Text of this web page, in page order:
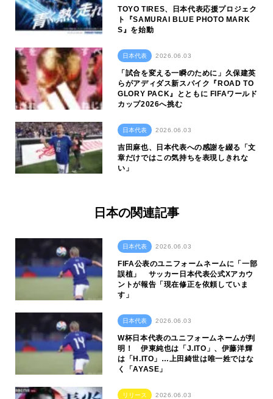
TOYO TIRES、日本代表応援プロジェク
ト『SAMURAI BLUE PHOTO MARK
S』を始動
日本代表 2026.06.03
「試合を変える一瞬のために」久保建英
らがアディダス新スパイク『ROAD TO
GLORY PACK』とともに FIFAワールド
カップ2026へ挑む
日本代表 2026.06.03
吉田麻也、日本代表への感謝を綴る「文
章だけではこの気持ちを表現しきれな
い」
日本の関連記事
日本代表 2026.06.03
FIFA公表のユニフォームネームに「一部
誤植」 サッカー日本代表公式Xアカウ
ントが報告「現在修正を依頼していま
す」
日本代表 2026.06.03
W杯日本代表のユニフォームネームが判
明！ 伊東純也は「J.ITO」、伊藤洋輝
は「H.ITO」…上田綺世は唯一姓ではな
く「AYASE」
リリース 2026.06.03